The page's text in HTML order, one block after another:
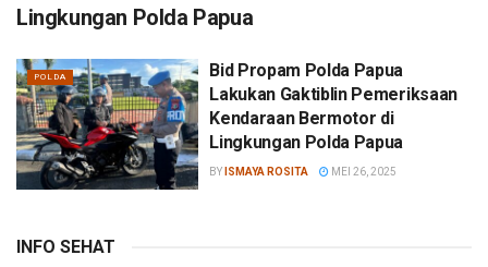
Lingkungan Polda Papua
POLDA
Bid Propam Polda Papua
Lakukan Gaktiblin Pemeriksaan
Kendaraan Bermotor di
Lingkungan Polda Papua
BY ISMAYA ROSITA MEI 26, 2025
INFO SEHAT